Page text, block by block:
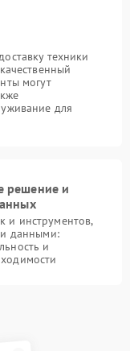
техники
могут
для
решение и
и инструментов,
данными:
и